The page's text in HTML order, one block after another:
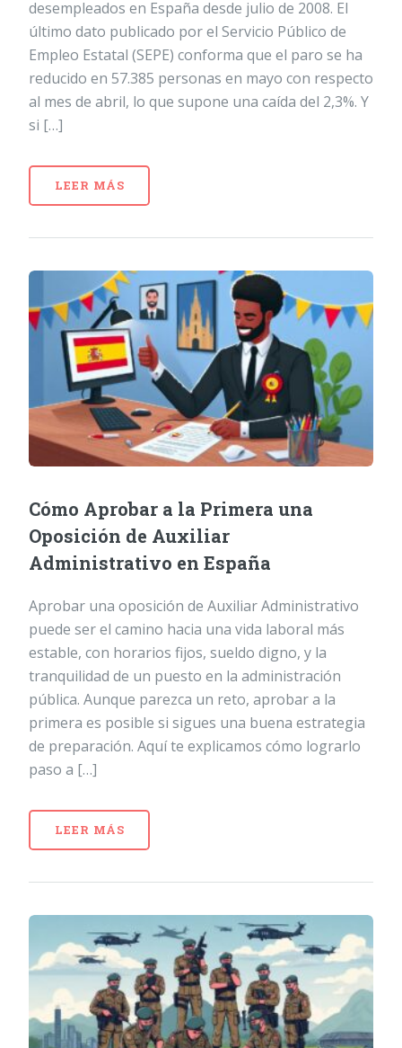
desempleados en España desde julio de 2008. El
último dato publicado por el Servicio Público de
Empleo Estatal (SEPE) conforma que el paro se ha
reducido en 57.385 personas en mayo con respecto
al mes de abril, lo que supone una caída del 2,3%. Y
si […]
LEER MÁS
Cómo Aprobar a la Primera una
Oposición de Auxiliar
Administrativo en España
Aprobar una oposición de Auxiliar Administrativo
puede ser el camino hacia una vida laboral más
estable, con horarios fijos, sueldo digno, y la
tranquilidad de un puesto en la administración
pública. Aunque parezca un reto, aprobar a la
primera es posible si sigues una buena estrategia
de preparación. Aquí te explicamos cómo lograrlo
paso a […]
LEER MÁS